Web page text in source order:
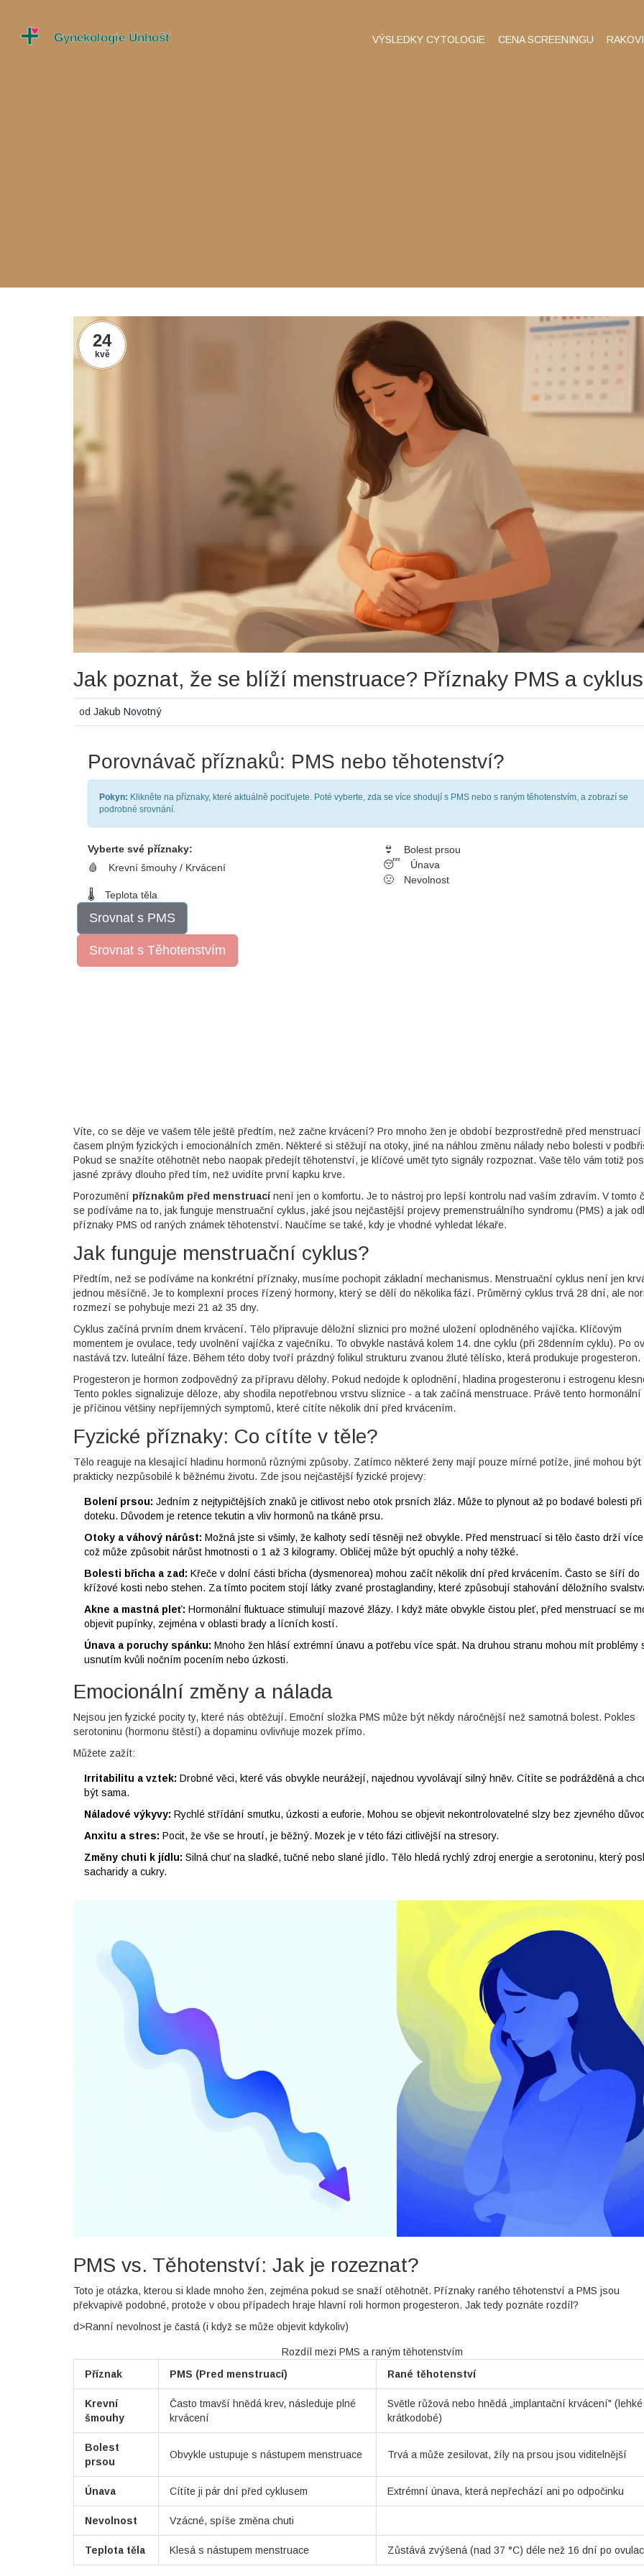
VÝSLEDKY CYTOLOGIE CENA SCREENINGU
24
kvě
Jak poznat, že se blíží menstruace? Příznaky PMS a cyklus
odJakub Novotný
Porovnávač příznaků: PMS nebo těhotenství?
Pokyn: Klikněte na příznaky, které aktuálně pociťujete. Poté vyberte, zda se více shodují s PMS nebo s raným těhotenstvím, a zobrazí se
podrobné srovnání.
Vyberte své příznaky:
🩸 Krevní šmouhy / Krvácení
👙 Bolest prsou
😴 Únava
🤢 Nevolnost
🌡️ Teplota těla
Srovnat s PMS
Srovnat s Těhotenstvím
Víte, co se děje ve vašem těle ještě předtím, než začne krvácení? Pro mnoho žen je období bezprostředně před menstruací
časem plným fyzických i emocionálních změn. Některé si stěžují na otoky, jiné na náhlou změnu nálady nebo bolesti v
Pokud se snažíte otěhotnět nebo naopak předejít těhotenství, je klíčové umět tyto signály rozpoznat. Vaše tělo vám totiž
jasné zprávy dlouho před tím, než uvidíte první kapku krve.
Porozumění příznakům před menstruacínení jen o komfortu. Je to nástroj pro lepší kontrolu nad vaším zdravím. V tomto
se podíváme na to, jak funguje menstruační cyklus, jaké jsou nejčastější projevy premenstruálního syndromu (PMS) a jak
příznaky PMS od raných známek těhotenství. Naučíme se také, kdy je vhodné vyhledat lékaře.
Jak funguje menstruační cyklus?
Předtím, než se podíváme na konkrétní příznaky, musíme pochopit základní mechanismus. Menstruační cyklus není jen
jednou měsíčně. Je to komplexní proces řízený hormony, který se dělí do několika fází. Průměrný cyklus trvá 28 dní, ale
rozmezí se pohybuje mezi 21 až 35 dny.
Cyklus začíná prvním dnem krvácení. Tělo připravuje děložní sliznici pro možné uložení oplodněného vajíčka. Klíčovým
momentem je ovulace, tedy uvolnění vajíčka z vaječníku. To obvykle nastává kolem 14. dne cyklu (při 28denním cyklu). Po
nastává tzv. luteální fáze. Během této doby tvoří prázdný folikul strukturu zvanou žluté tělísko, která produkuje progesteron.
Progesteron je hormon zodpovědný za přípravu dělohy. Pokud nedojde k oplodnění, hladina progesteronu i estrogenu
Tento pokles signalizuje děloze, aby shodila nepotřebnou vrstvu sliznice - a tak začíná menstruace. Právě tento hormonální
je příčinou většiny nepříjemných symptomů, které cítíte několik dní před krvácením.
Fyzické příznaky: Co cítíte v těle?
Tělo reaguje na klesající hladinu hormonů různými způsoby. Zatímco některé ženy mají pouze mírné potíže, jiné mohou být
prakticky nezpůsobilé k běžnému životu. Zde jsou nejčastější fyzické projevy:
Bolení prsou: Jedním z nejtypičtějších znaků je citlivost nebo otok prsních žláz. Může to plynout až po bodavé bolesti při
doteku. Důvodem je retence tekutin a vliv hormonů na tkáně prsu.
Otoky a váhový nárůst: Možná jste si všimly, že kalhoty sedí těsněji než obvykle. Před menstruací si tělo často drží více
což může způsobit nárůst hmotnosti o 1 až 3 kilogramy. Obličej může být opuchlý a nohy těžké.
Bolesti břicha a zad: Křeče v dolní části břicha (dysmenorea) mohou začít několik dní před krvácením. Často se šíří do
křížové kosti nebo stehen. Za tímto pocitem stojí látky zvané prostaglandiny, které způsobují stahování děložního
Akne a mastná pleť: Hormonální fluktuace stimulují mazové žlázy. I když máte obvykle čistou pleť, před menstruací se
objevit pupínky, zejména v oblasti brady a lícních kostí.
Únava a poruchy spánku: Mnoho žen hlásí extrémní únavu a potřebu více spát. Na druhou stranu mohou mít problémy
usnutím kvůli nočním pocením nebo úzkosti.
Emocionální změny a nálada
Nejsou jen fyzické pocity ty, které nás obtěžují. Emoční složka PMS může být někdy náročnější než samotná bolest. Pokles
serotoninu (hormonu štěstí) a dopaminu ovlivňuje mozek přímo.
Můžete zažít:
Irritabilitu a vztek: Drobné věci, které vás obvykle neurážejí, najednou vyvolávají silný hněv. Cítíte se podrážděná a
být sama.
Náladové výkyvy: Rychlé střídání smutku, úzkosti a euforie. Mohou se objevit nekontrolovatelné slzy bez zjevného
Anxitu a stres: Pocit, že vše se hroutí, je běžný. Mozek je v této fázi citlivější na stresory.
Změny chuti k jídlu: Silná chuť na sladké, tučné nebo slané jídlo. Tělo hledá rychlý zdroj energie a serotoninu, který
sacharidy a cukry.
PMS vs. Těhotenství: Jak je rozeznat?
Toto je otázka, kterou si klade mnoho žen, zejména pokud se snaží otěhotnět. Příznaky raného těhotenství a PMS jsou
překvapivě podobné, protože v obou případech hraje hlavní roli hormon progesteron. Jak tedy poznáte rozdíl?
d>Ranní nevolnost je častá (i když se může objevit kdykoliv)
Rozdíl mezi PMS a raným těhotenstvím
Příznak
PMS (Pred menstruací) Rané těhotenství
Krevní
šmouhy
Často tmavší hnědá krev, následuje plné
krvácení
Světle růžová nebo hnědá „implantační krvácení" (lehké,
krátkodobé)
Bolest
prsou
Obvykle ustupuje s nástupem menstruace Trvá a může zesilovat, žíly na prsou jsou viditelnější
Únava Cítíte ji pár dní před cyklusem Extrémní únava, která nepřechází ani po odpočinku
Nevolnost Vzácné, spíše změna chuti
Teplota těla Klesá s nástupem menstruace Zůstává zvýšená (nad 37 °C) déle než 16 dní po